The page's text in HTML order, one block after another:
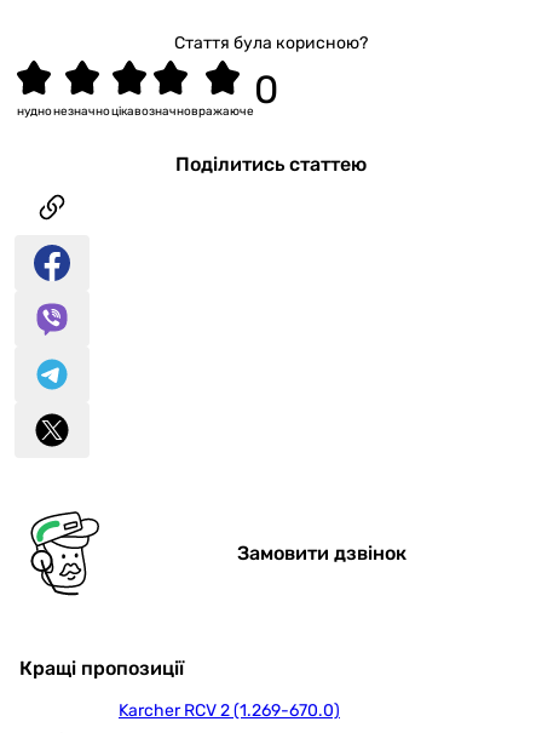
Стаття була корисною?
вражаюче
значно
цікаво
незначно
нудно
Поділитись статтею
Замовити дзвінок
Кращі пропозиції
Karcher RCV 2 (1.269-670.0)